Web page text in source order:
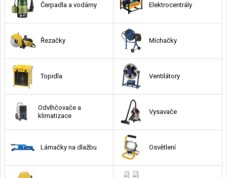
Čerpadla a vodárny Elektrocentrály
Řezačky Míchačky
Topidla Ventilátory
Odvlhčovače a
klimatizace
Vysavače
Lámačky na dlažbu Osvětlení